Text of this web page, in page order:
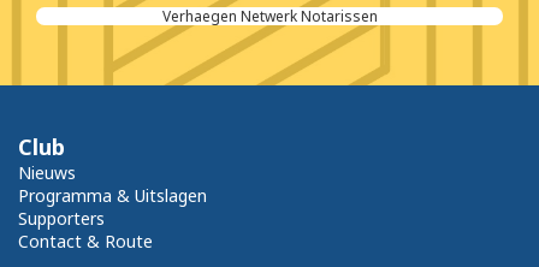
Verhaegen Netwerk Notarissen
Club
Nieuws
Programma & Uitslagen
Supporters
Contact & Route